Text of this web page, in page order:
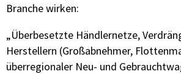
Branche wirken:
„Überbesetzte Händlernetze,
Herstellern (Großabnehmer,
überregionaler Neu- und